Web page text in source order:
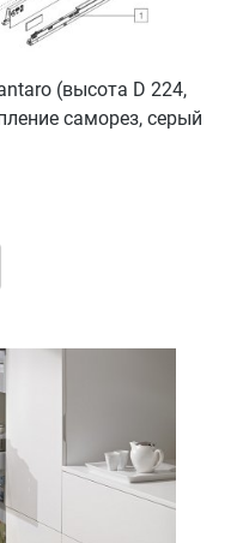
(высота D 224,
саморез, серый